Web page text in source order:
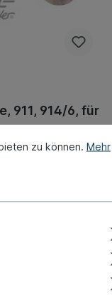
911, 914/6, für
580-1023-10zu können. Mehr